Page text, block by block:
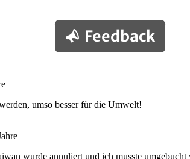
Feedback